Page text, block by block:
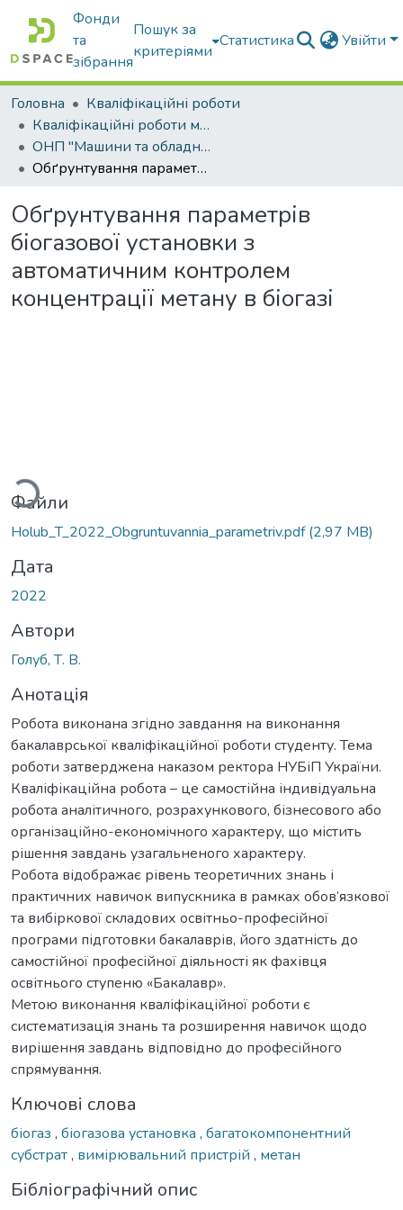
Фонди
та
зібрання
Пошук за
критеріями
Статистика Увійти
Головна
Кваліфікаційні роботи
Кваліфікаційні роботи магістрів
ОНП "Машини та обладнання сільськогосподарського виробництва"
Обґрунтування параметрів біогазової установки з автоматичним контролем концентрації метану в біогазі
Обґрунтування параметрів
біогазової установки з
автоматичним контролем
концентрації метану в біогазі
Файли
Holub_T_2022_Obgruntuvannia_parametriv.pdf(2,97 MB)
Дата
2022
Автори
Голуб, Т. В.
Анотація
Робота виконана згідно завдання на виконання
бакалаврської кваліфікаційної роботи студенту. Тема
роботи затверджена наказом ректора НУБіП України.
Кваліфікаційна робота – це самостійна індивідуальна
робота аналітичного, розрахункового, бізнесового або
організаційно-економічного характеру, що містить
рішення завдань узагальненого характеру.
Робота відображає рівень теоретичних знань і
практичних навичок випускника в рамках обов’язкової
та вибіркової складових освітньо-професійної
програми підготовки бакалаврів, його здатність до
самостійної професійної діяльності як фахівця
освітнього ступеню «Бакалавр».
Метою виконання кваліфікаційної роботи є
систематизація знань та розширення навичок щодо
вирішення завдань відповідно до професійного
спрямування.
Ключові слова
біогаз , біогазова установка , багатокомпонентний
субстрат, вимірювальний пристрій , метан
Бібліографічний опис